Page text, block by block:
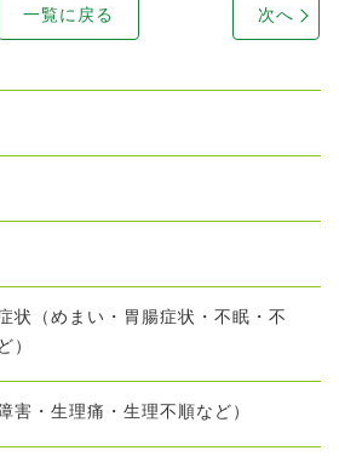
一覧に戻る 次へ
状（めまい・胃腸症状・不眠・不
）
害・生理痛・生理不順など）